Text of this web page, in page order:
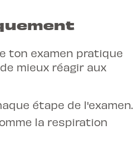
ton examen pratique
mieux réagir aux
étape de l'examen.
la respiration